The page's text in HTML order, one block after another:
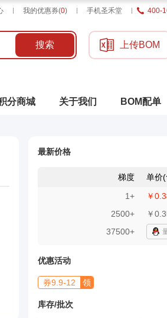
我的优惠券(0) 手机圣禾堂 400-
搜索 上传BOM
分商城 关于我们 BOM配单
最新价格
梯度
单价
1+
￥
2500+
￥
37500+
优惠活动
券9.9-12 领
库存/批次